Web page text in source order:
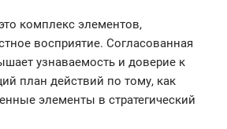
комплекс элементов,
восприятие. Согласованная
узнаваемость и доверие к
план действий по тому, как
элементы в стратегический